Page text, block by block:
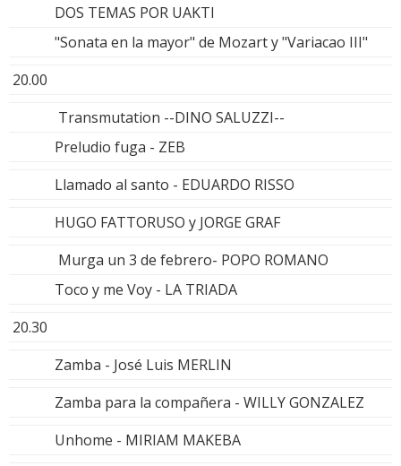
DOS TEMAS POR UAKTI
"Sonata en la mayor" de Mozart y "Variacao III"
20.00
Transmutation --DINO SALUZZI--
Preludio fuga - ZEB
Llamado al santo - EDUARDO RISSO
HUGO FATTORUSO y JORGE GRAF
Murga un 3 de febrero- POPO ROMANO
Toco y me Voy - LA TRIADA
20.30
Zamba - José Luis MERLIN
Zamba para la compañera - WILLY GONZALEZ
Unhome - MIRIAM MAKEBA